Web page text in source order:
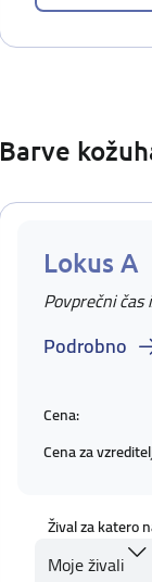
Barve
Lokus A
Povprečni
Podrobno
Cena:
Cena za
Žival za katero
Moje živali